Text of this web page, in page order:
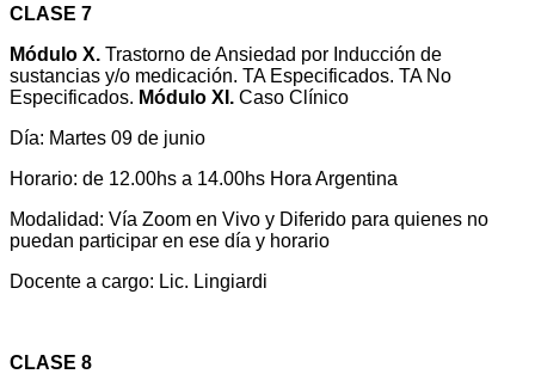
CLASE 7
Módulo X. Trastorno de Ansiedad por Inducción de
sustancias y/o medicación. TA Especificados. TA No
Especificados. Módulo XI. Caso Clínico
Día: Martes 09 de junio
Horario: de 12.00hs a 14.00hs Hora Argentina
Modalidad: Vía Zoom en Vivo y Diferido para quienes no
puedan participar en ese día y horario
Docente a cargo: Lic. Lingiardi
CLASE 8